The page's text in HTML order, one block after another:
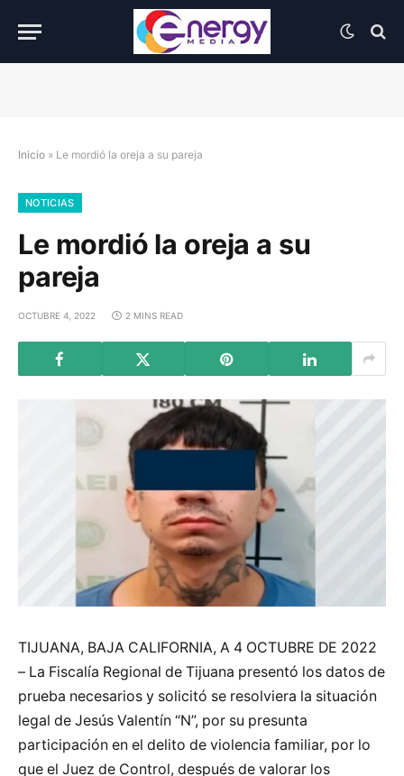
Inicio » Le mordió la oreja a su pareja
NOTICIAS
Le mordió la oreja a su
pareja
OCTUBRE 4, 2022 2 MINS READ
TIJUANA, BAJA CALIFORNIA, A 4 OCTUBRE DE 2022
– La Fiscalía Regional de Tijuana presentó los datos de
prueba necesarios y solicitó se resolviera la situación
legal de Jesús Valentín “N”, por su presunta
participación en el delito de violencia familiar, por lo
que el Juez de Control, después de valorar los